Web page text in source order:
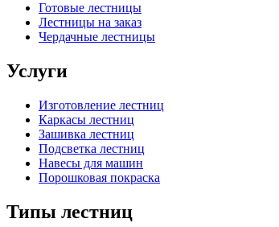
Готовые лестницы
Лестницы на заказ
Чердачные лестницы
Услуги
Изготовление лестниц
Каркасы лестниц
Зашивка лестниц
Подсветка лестниц
Навесы для машин
Порошковая покраска
Типы лестниц